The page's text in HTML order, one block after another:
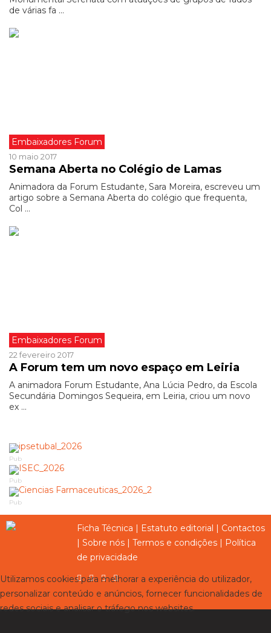
de várias fa ...
Embaixadores Forum
10 maio 2017
Semana Aberta no Colégio de Lamas
Animadora da Forum Estudante, Sara Moreira, escreveu um
artigo sobre a Semana Aberta do colégio que frequenta,
Col ...
Embaixadores Forum
22 fevereiro 2017
A Forum tem um novo espaço em Leiria
A animadora Forum Estudante, Ana Lúcia Pedro, da Escola
Secundária Domingos Sequeira, em Leiria, criou um novo
ex ...
Pub
Pub
Pub
Ficha Técnica | Estatuto editorial | Contactos
| Sobre nós | Termos e condições | Política
de privacidade
Utilizamos cookies para melhorar a experiência do utilizador,
personalizar conteúdo e anúncios, fornecer funcionalidades de
redes sociais e analisar o tráfego nos websites.